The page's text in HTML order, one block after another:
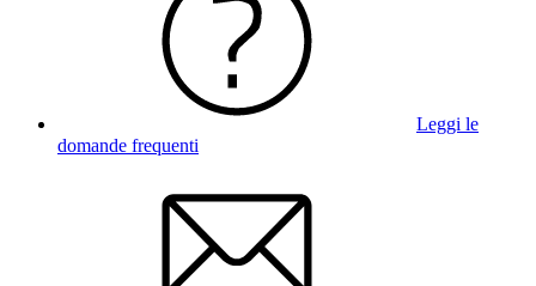
Leggi le
domande frequenti